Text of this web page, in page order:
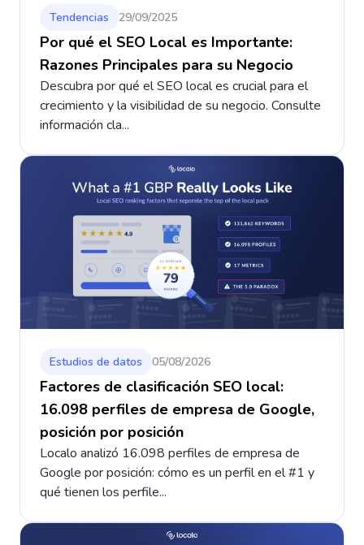
Tendencias 29/09/2025
Por qué el SEO Local es Importante:
Razones Principales para su Negocio
Descubra por qué el SEO local es crucial para el
crecimiento y la visibilidad de su negocio. Consulte
información cla...
Estudios de datos 05/08/2026
Factores de clasificación SEO local:
16.098 perfiles de empresa de Google,
posición por posición
Localo analizó 16.098 perfiles de empresa de
Google por posición: cómo es un perfil en el #1 y
qué tienen los perfile...